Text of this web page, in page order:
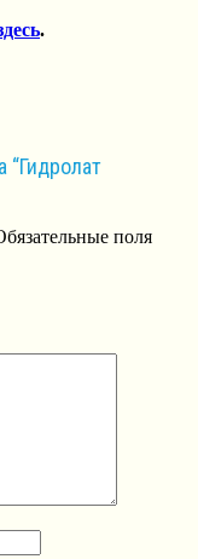
.
“Гидролат
поля